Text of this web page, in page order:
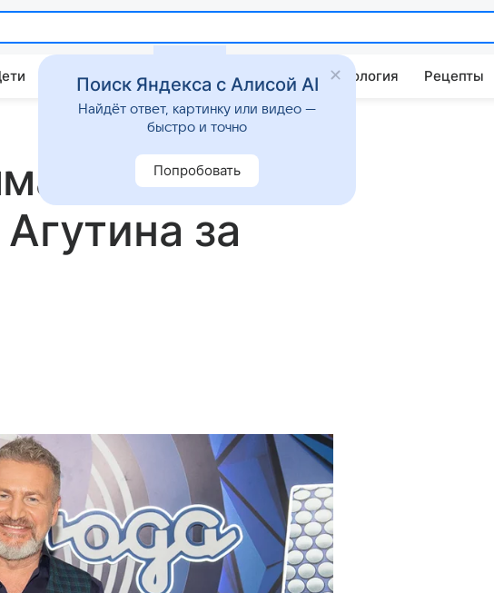
Дом Гороскопы Стиль жизни Психология Рецепты
раскрыт
за
Поиск Яндекса с Алисой AI
Найдёт ответ, картинку или видео —
быстро и точно
Попробовать